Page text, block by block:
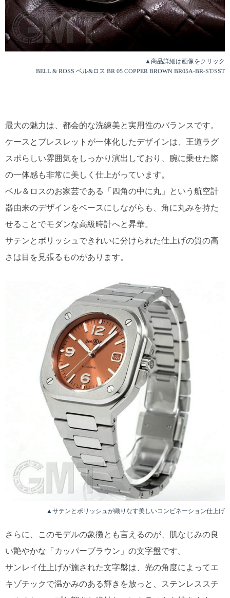
▲商品詳細は画像をクリック
BELL & ROSS ベル&ロス BR 05 COPPER BROWN BR05A-BR-ST/SST
最大の魅力は、都会的な洗練美と実用性のバランスです。
ケースとブレスレットが一体化したデザインは、王道ラグ
スポらしい雰囲気をしっかり演出しており、腕に乗せた際
の一体感も非常に美しく仕上がっています。
ベル＆ロスのお家芸である「四角の中に丸」という航空計
器由来のデザインをベースにしながらも、角に丸みを持た
せることでモダンな高級時計へと昇華。
サテンとポリッシュできれいに分けられた仕上げの質の高
さは目を見張るものがあります。
▲サテンとポリッシュが織りなす美しいコンビネーション仕上げ
さらに、このモデルの象徴とも言えるのが、肌なじみの良
い艶やかな「カッパーブラウン」の文字盤です。
サンレイ仕上げが施された文字盤は、光の角度によってエ
キゾチックで温かみのある輝きを放っと、ステンレススチ